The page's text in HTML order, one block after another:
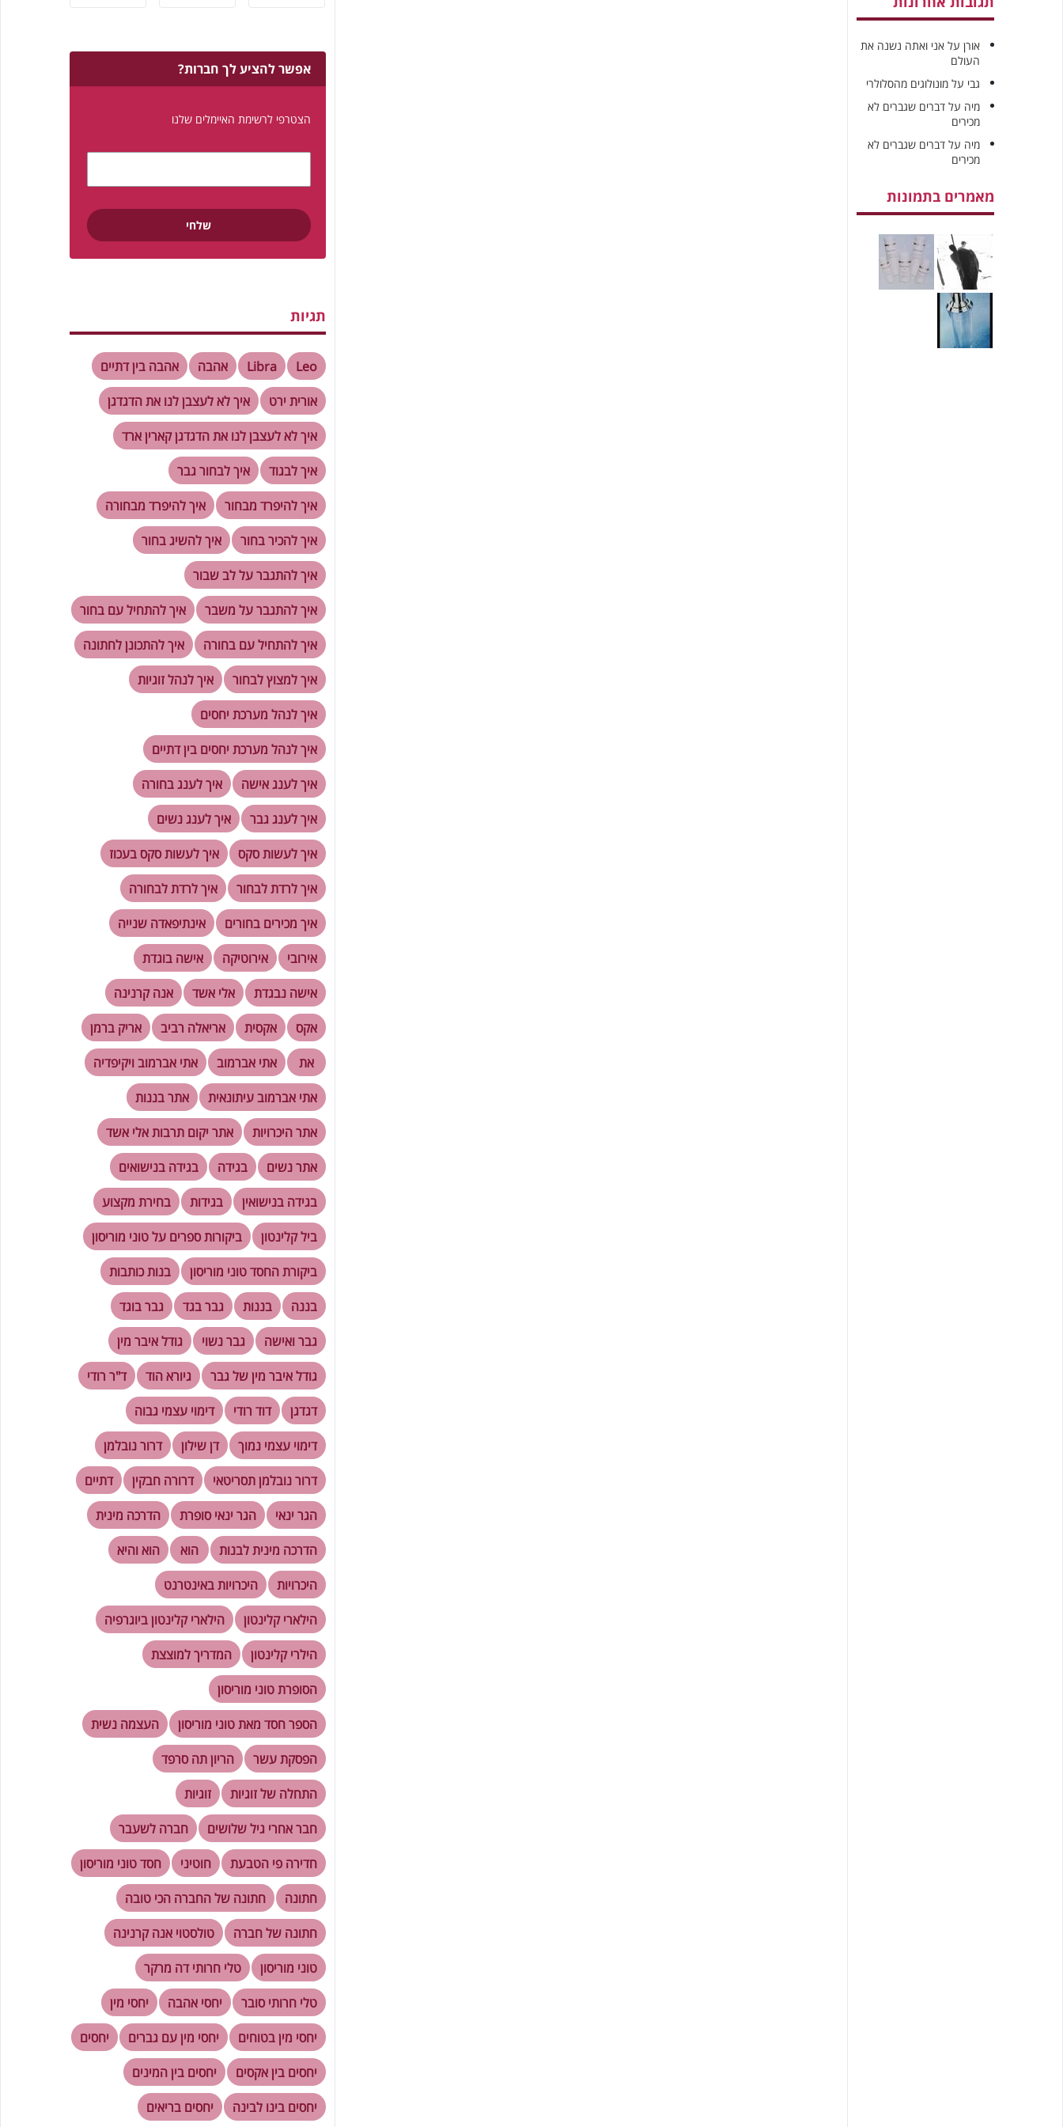
אפשר להציע לך חברות?
הצטרפי לרשימת האיימלים שלנו
תגיות
Leo
Libra אהבה
אהבה בין דתיים
אורית ירט
איך לא לעצבן לנו את הדגדגן
איך לא לעצבן לנו את הדגדגן קארין ארד
איך לבגוד
איך לבחור גבר
איך להיפרד מבחור
איך להיפרד מבחורה
איך להכיר בחור
איך להשיג בחור
איך להתגבר על לב שבור
איך להתגבר על משבר
איך להתחיל עם בחור
איך להתחיל עם בחורה
איך להתכונן לחתונה
איך למצוץ לבחור
איך לנהל זוגיות
איך לנהל מערכת יחסים
איך לנהל מערכת יחסים בין דתיים
איך לענג אישה
איך לענג בחורה
איך לענג גבר
איך לענג נשים
איך לעשות סקס
איך לעשות סקס בעכוז
איך לרדת לבחור
איך לרדת לבחורה
איך מכירים בחורים
אינתיפאדה שנייה
אירובי
אירוטיקה
אישה בוגדת
אישה נבגדת
אלי אשד
אנה קרנינה
אקס
אקסית אריאלה רביב
אריק ברמן
את
אתי אברמוב
אתי אברמוב ויקיפדיה
אתי אברמוב עיתונאית
אתר בננות
אתר היכרויות
אתר יקום תרבות אלי אשד
אתר נשים
בגידה
בגידה בנישואים
בגידה בנישואין
בגידות
בחירת מקצוע
ביל קלינטון
ביקורות ספרים על טוני מוריסון
ביקורת החסד טוני מוריסון
בנות כותבות
בננה
בננות גבר בגד
גבר בוגד
גבר ואישה
גבר נשוי
גודל איבר מין
גודל איבר מין של גבר
גיורא הוד
ד"ר רודי
דגדגן
דוד רודי
דימוי עצמי גבוה
דימוי עצמי נמוך
דן שילון
דרור נובלמן
דרור נובלמן תסריטאי
דרורה חבקין
דתיים
הגר ינאי
הגר ינאי סופרת
הדרכה מינית
הדרכה מינית לבנות
הוא
הוא והיא
היכרויות
היכרויות באינטרנט
הילארי קלינטון
הילארי קלינטון ביוגרפיה
הילרי קלינטון
המדריך למוצצת
הסופרת טוני מוריסון
הספר חסד מאת טוני מוריסון
העצמה נשית
הפסקת עשר
הריון תה סרפד
התחלה של זוגיות
זוגיות
חבר אחרי גיל שלושים
חברה לשעבר
חדירה פי הטבעת
חוטיני
חסד טוני מוריסון
חתונה
חתונה של החברה הכי טובה
חתונה של חברה
טולסטוי אנה קרנינה
טוני מוריסון
טלי חרותי דה מרקר
טלי חרותי סובר
יחסי אהבה
יחסי מין
יחסי מין בטוחים
יחסי מין עם גברים
יחסים
יחסים בין אקסים
יחסים בין המינים
יחסים בינו לבינה
יחסים בריאים
אורן עלאני ואתה נשנה את
העולם
גבי עלמונולוגים מהסלולרי
מיה עלדברים שגברים לא
מכירים
מיה עלדברים שגברים לא
מכירים
מאמרים בתמונות